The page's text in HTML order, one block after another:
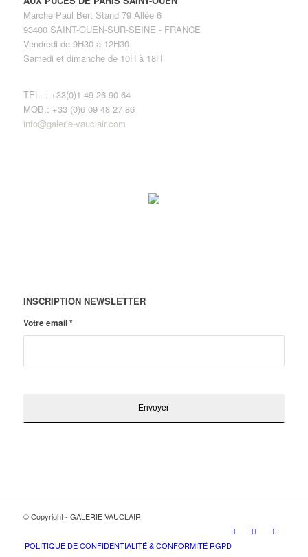
Marche Paul Bert Stand 79 Allée 6
93400 SAINT-OUEN-SUR-SEINE - FRANCE
Vendredi de 9H30 à 12H30
Samedi et dimanche de 10H à 18H
TEL. : +33(0)1 49 26 90 64
MOB.: +33 (0)6 09 48 27 86
info@galerie-vauclair.com
INSCRIPTION NEWSLETTER
Votre email*
© Copyright - GALERIE VAUCLAIR
POLITIQUE DE CONFIDENTIALITÉ & CONFORMITÉ RGPD